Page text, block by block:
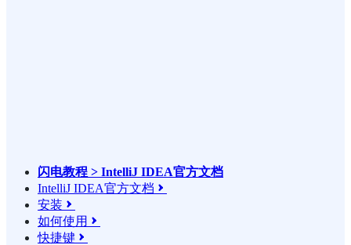
闪电教程 > IntelliJ IDEA官方文档
IntelliJ IDEA官方文档 
安装 
如何使用 
快捷键 